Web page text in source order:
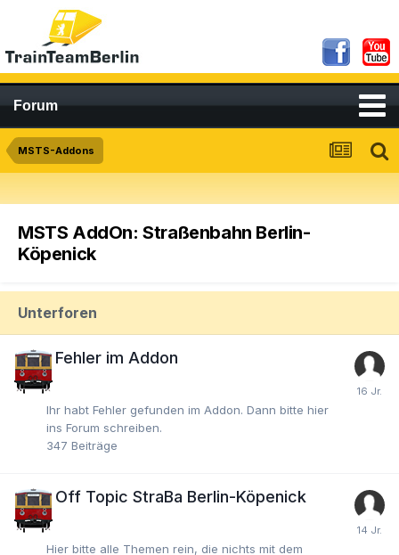
Forum
MSTS-Addons
MSTS AddOn: Straßenbahn Berlin-
Köpenick
Unterforen
Fehler im Addon
Ihr habt Fehler gefunden im Addon. Dann bitte hier
ins Forum schreiben.
347 Beiträge
Off Topic StraBa Berlin-Köpenick
Hier bitte alle Themen rein, die nichts mit dem